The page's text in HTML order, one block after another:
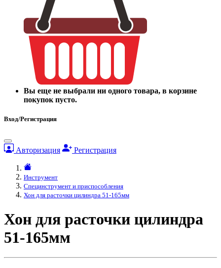
Вы еще не выбрали ни одного товара, в корзине
покупок пусто.
Вход/Регистрация
Авторизация Регистрация
Инструмент
Специнструмент и приспособления
Хон для расточки цилиндра 51-165мм
Хон для расточки цилиндра
51-165мм